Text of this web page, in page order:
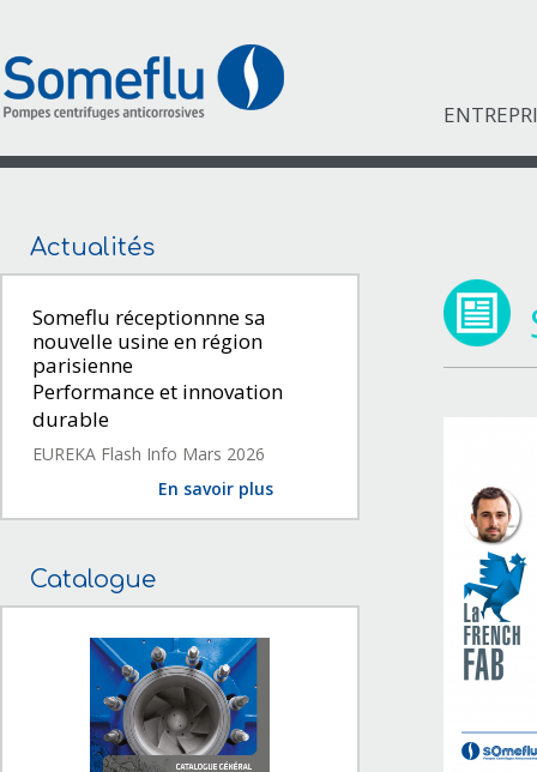
Actualités
Someflu réceptionnne sa
nouvelle usine en région
parisienne
Performance et innovation
durable
EUREKA Flash Info Mars 2026
En savoir plus
Catalogue